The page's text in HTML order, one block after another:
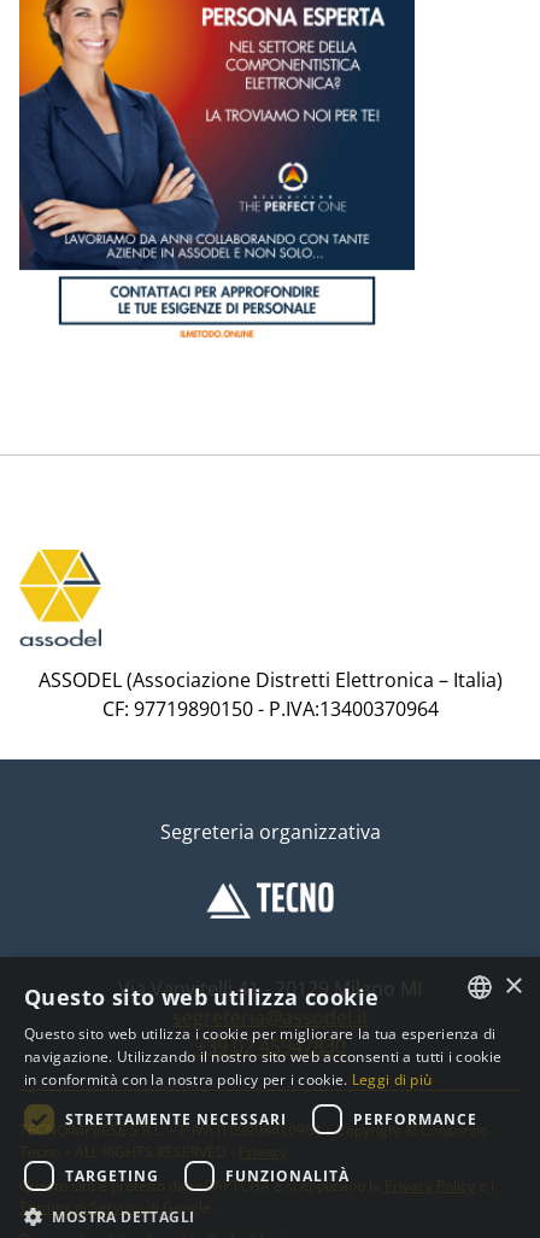
ASSODEL (Associazione Distretti Elettronica – Italia)
CF: 97719890150 - P.IVA:13400370964
Segreteria organizzativa
Via Vanvitelli 41 - 20129 Milano MI
+39 02 45947830
TECNOIMPRESE S.R.L. – P.IVA IT09998410964 – Copyright © Consorzio
Questo sito è protetto da reCAPTCHA e si applicano la
Termini di Serviziodi Google.
ITALIAN
×
Questo sito web utilizza cookie
Questo sito web utilizza i cookie per migliorare la tua esperienza di
navigazione. Utilizzando il nostro sito web acconsenti a tutti i cookie
in conformità con la nostra policy per i cookie. Leggi di più
STRETTAMENTE NECESSARI
PERFORMANCE
TARGETING FUNZIONALITÀ
MOSTRA DETTAGLI